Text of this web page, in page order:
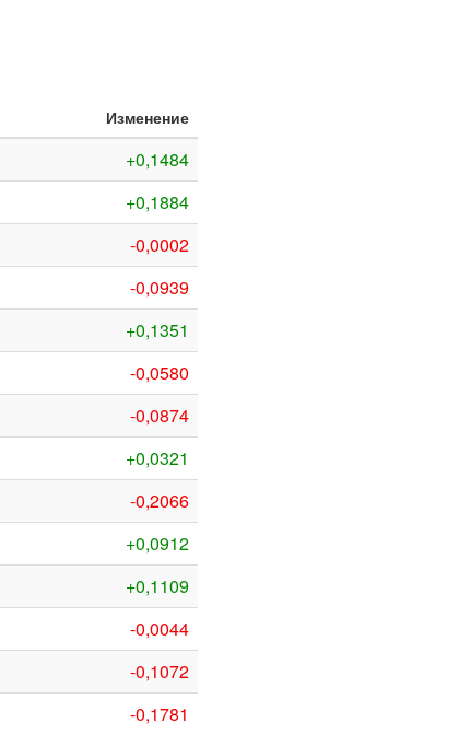
Изменение
+0,1484
+0,1884
-0,0002
-0,0939
+0,1351
-0,0580
-0,0874
+0,0321
-0,2066
+0,0912
+0,1109
-0,0044
-0,1072
-0,1781